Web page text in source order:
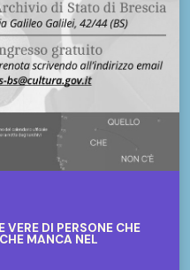
DI PERSONE CHE
MANCA NEL